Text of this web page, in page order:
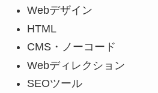
Webデザイン
HTML
CMS・ノーコード
Webディレクション
SEOツール